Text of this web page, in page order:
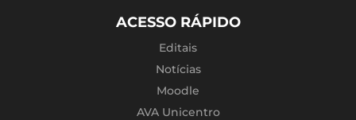
ACESSO RÁPIDO
Editais
Notícias
Moodle
AVA Unicentro